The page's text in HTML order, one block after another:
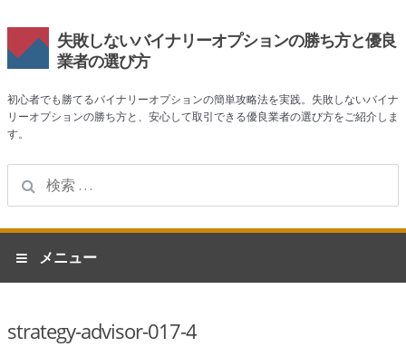
失敗しないバイナリーオプションの勝ち方と優良
業者の選び方
初心者でも勝てるバイナリーオプションの簡単攻略法を実践。失敗しないバイナ
リーオプションの勝ち方と、安心して取引できる優良業者の選び方をご紹介しま
す。
ナ
ビ
ゲ
シ
コ
ン
テ
ツ
メニュー
業者一覧
strategy-advisor-017-4